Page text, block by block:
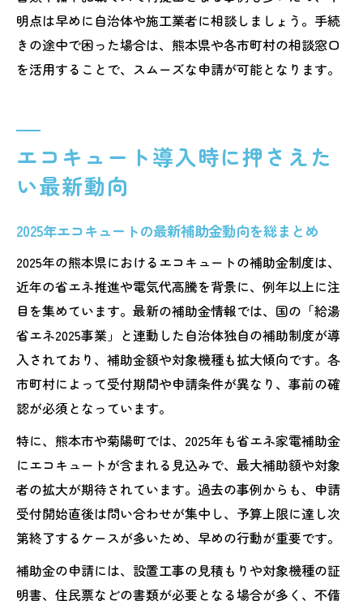
明点は早めに自治体や施工業者に相談しましょう。手続
きの途中で困った場合は、熊本県や各市町村の相談窓口
を活用することで、スムーズな申請が可能となります。
エコキュート導入時に押さえた
い最新動向
2025年エコキュートの最新補助金動向を総まとめ
2025年の熊本県におけるエコキュートの補助金制度は、
近年の省エネ推進や電気代高騰を背景に、例年以上に注
目を集めています。最新の補助金情報では、国の「給湯
省エネ2025事業」と連動した自治体独自の補助制度が導
入されており、補助金額や対象機種も拡大傾向です。各
市町村によって受付期間や申請条件が異なり、事前の確
認が必須となっています。
特に、熊本市や菊陽町では、2025年も省エネ家電補助金
にエコキュートが含まれる見込みで、最大補助額や対象
者の拡大が期待されています。過去の事例からも、申請
受付開始直後は問い合わせが集中し、予算上限に達し次
第終了するケースが多いため、早めの行動が重要です。
補助金の申請には、設置工事の見積もりや対象機種の証
明書、住民票などの書類が必要となる場合が多く、不備